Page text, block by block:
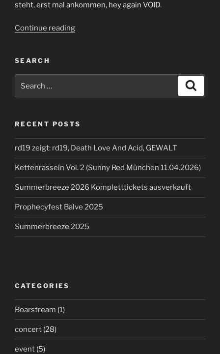
steht, erst mal ankommen, hey again VOID.
Continue reading“Voidfest
SEARCH
for:
RECENT POSTS
rd19 zeigt: rd19, Death Love And Acid, GEWALT
Kettenrasseln Vol. 2 (Sunny Red München 11.04.2026)
Summerbreeze 2026 Kompletttickets ausverkauft
Prophecyfest Balve 2025
Summerbreeze 2025
CATEGORIES
Boarstream (1)
concert (28)
event (5)